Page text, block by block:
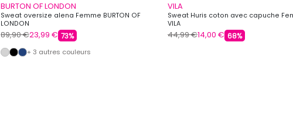
BURTON OF LONDON
Sweat oversize alena Femme BURTON OF
LONDON
89,90 €23,99 € 73%
+ 3 autres couleurs
VILA
Sweat Huris coton avec capuche
VILA
44,99 €14,00 € 68%